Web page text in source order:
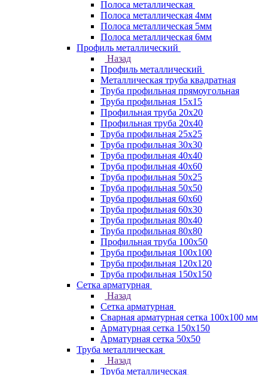
Полоса металлическая
Полоса металлическая 4мм
Полоса металлическая 5мм
Полоса металлическая 6мм
Профиль металлический
Назад
Профиль металлический
Металлическая труба квадратная
Труба профильная прямоугольная
Труба профильная 15х15
Профильная труба 20х20
Профильная труба 20х40
Труба профильная 25х25
Труба профильная 30x30
Труба профильная 40х40
Труба профильная 40х60
Труба профильная 50х25
Труба профильная 50х50
Труба профильная 60x60
Труба профильная 60х30
Труба профильная 80х40
Труба профильная 80х80
Профильная труба 100х50
Труба профильная 100х100
Труба профильная 120х120
Труба профильная 150х150
Сетка арматурная
Назад
Сетка арматурная
Сварная арматурная сетка 100х100 мм
Арматурная сетка 150х150
Арматурная сетка 50х50
Труба металлическая
Назад
Труба металлическая